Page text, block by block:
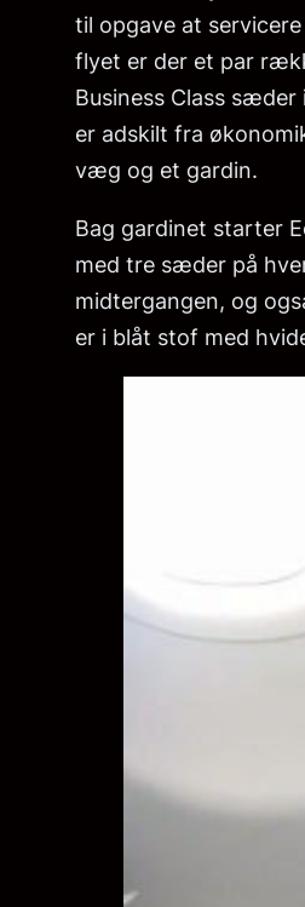
til opgave at
flyet er der et par
Business Class
er adskilt fra
væg og et gardin.
Bag gardinet starter
med tre sæder på
midtergangen, og
er i blåt stof med